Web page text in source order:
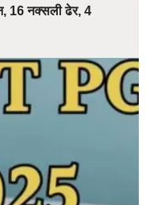
16 नक्सली ढेर, 4